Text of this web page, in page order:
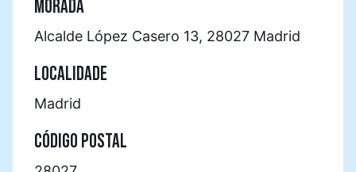
MORADA
Alcalde López Casero 13, 28027 Madrid
LOCALIDADE
Madrid
CÓDIGO POSTAL